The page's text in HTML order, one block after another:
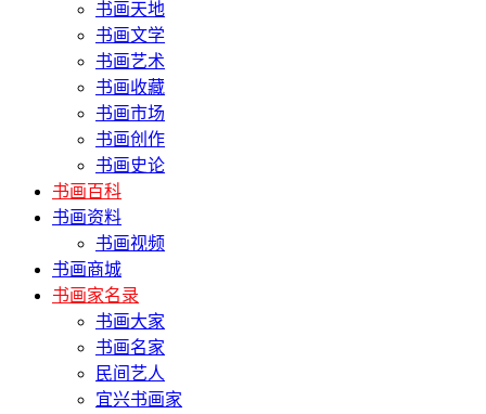
书画天地
书画文学
书画艺术
书画收藏
书画市场
书画创作
书画史论
书画百科
书画资料
书画视频
书画商城
书画家名录
书画大家
书画名家
民间艺人
宜兴书画家